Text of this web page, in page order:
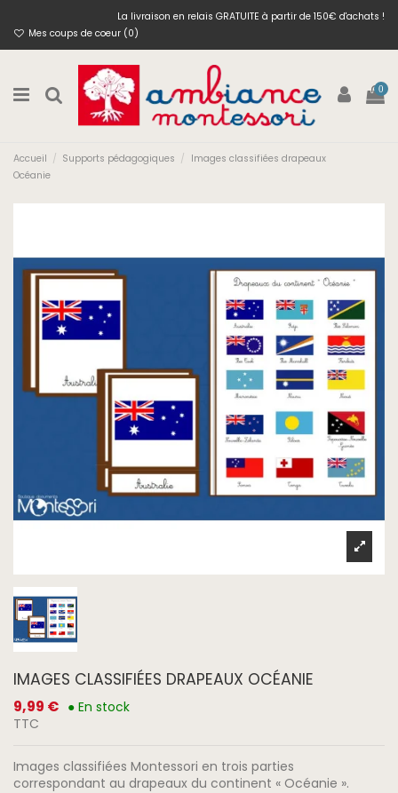
La livraison en relais GRATUITE à partir de 150€ d'achats !
Mes coups de coeur (0)
0
Accueil Supports pédagogiques
Images classifiées drapeaux
Océanie
IMAGES CLASSIFIÉES DRAPEAUX OCÉANIE
9,99 € ● En stock
TTC
Images classifiées Montessori en trois parties
correspondant au drapeaux du continent « Océanie ».